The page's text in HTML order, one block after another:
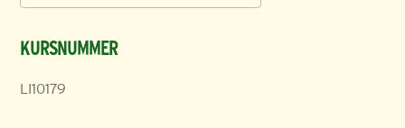
KURSNUMMER
LI10179